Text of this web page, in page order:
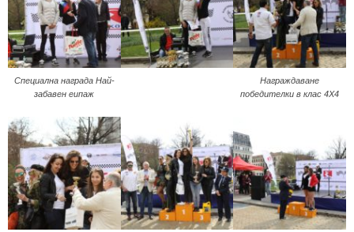
Специална награда Най-
забавен еипаж
Награждаване
победителки в клас 4X4